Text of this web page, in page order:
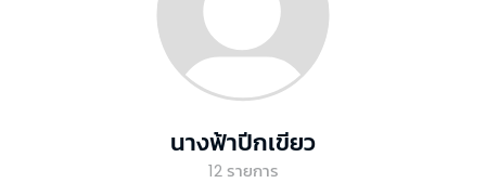
นางฟ้าปีกเขียว
12 รายการ